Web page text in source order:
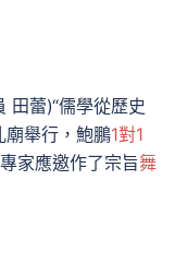
田蕾)“儒學從歷史
廟舉行，鮑鵬1對1
家應邀作了宗旨舞